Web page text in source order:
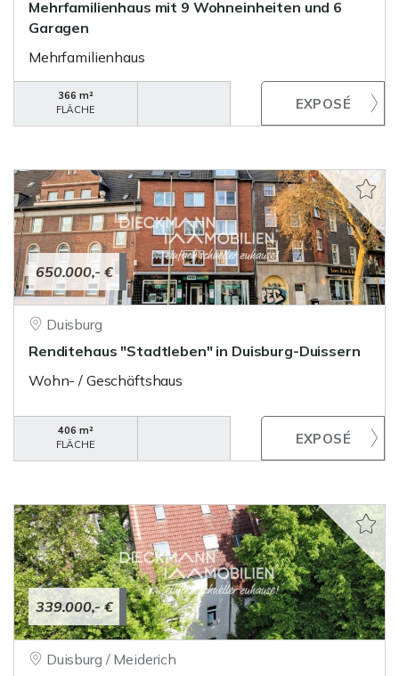
Mehrfamilienhaus mit 9 Wohneinheiten und 6
Garagen
Mehrfamilienhaus
366 m²
FLÄCHE
650.000,- €
Duisburg
Renditehaus "Stadtleben" in Duisburg-Duissern
Wohn- / Geschäftshaus
406 m²
FLÄCHE
339.000,- €
Duisburg / Meiderich